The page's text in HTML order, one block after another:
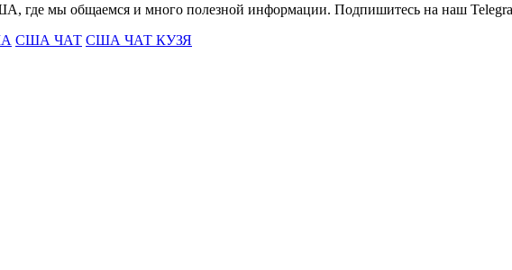
где мы общаемся и много полезной информации. Подпишитесь на наш
США ЧАТ США ЧАТ КУЗЯ